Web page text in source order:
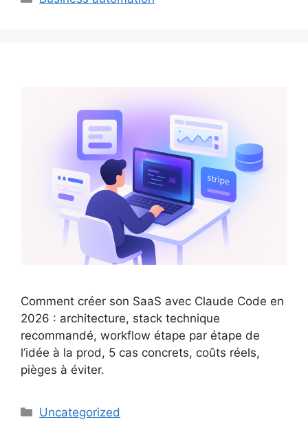
Comment créer son SaaS avec Claude Code en
2026 : architecture, stack technique
recommandé, workflow étape par étape de
l’idée à la prod, 5 cas concrets, coûts réels,
pièges à éviter.
Catégories
Uncategorized